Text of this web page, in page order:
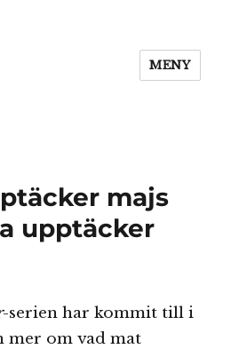
MENY
majs
upptäcker
-serien har kommit till i
mer om vad mat